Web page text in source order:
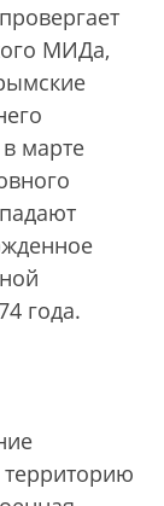
МИДа,
марте
года.
территорию